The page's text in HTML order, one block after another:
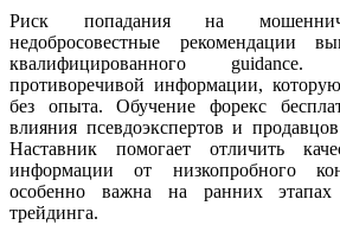
Риск попадания на
недобросовестные рекомендации
квалифицированного
противоречивой информации,
без опыта. Обучение форекс
влияния псевдоэкспертов и
Наставник помогает отличить
информации от низкопробного
особенно важна на ранних
трейдинга.